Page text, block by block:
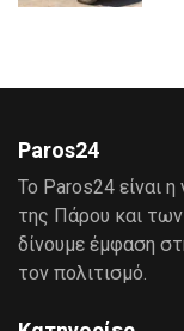
Paros24
Το Paros24 είναι
της Πάρου και
δίνουμε έμφαση
τον πολιτισμό.